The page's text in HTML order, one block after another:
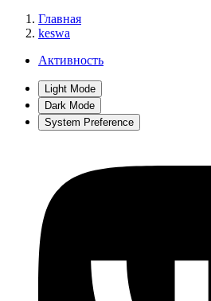
Главная
keswa
Активность
Light Mode
Dark Mode
System Preference